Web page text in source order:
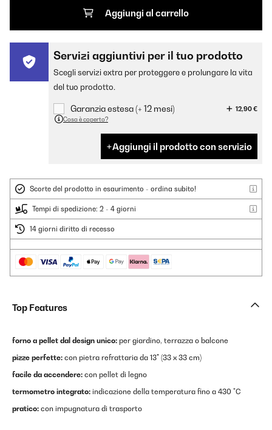
Aggiungi al carrello
Servizi aggiuntivi per il tuo prodotto
Scegli servizi extra per proteggere e prolungare la vita
del tuo prodotto.
Garanzia estesa (+ 12 mesi)
12,90 €
Cosa è coperto?
Aggiungi il prodotto con servizio
Scorte del prodotto in esaurimento - ordina subito!
Tempi di spedizione: 2 - 4 giorni
14 giorni diritto di recesso
Top Features
forno a pellet dal design unico: per giardino, terrazza o balcone
pizze perfette: con pietra refrattaria da 13" (33 x 33 cm)
facile da accendere: con pellet di legno
termometro integrato: indicazione della temperatura fino a 430 °C
pratico: con impugnatura di trasporto